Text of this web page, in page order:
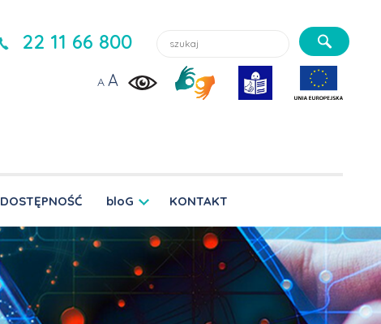
22 11 66 800 Szukaj lekarzy, usługi, aktualności:
A A
DOSTĘPNOŚĆ bloG KONTAKT